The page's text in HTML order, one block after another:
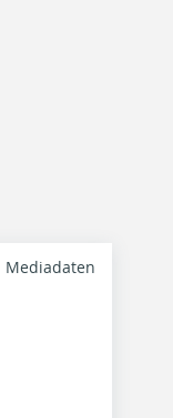
Mediadaten